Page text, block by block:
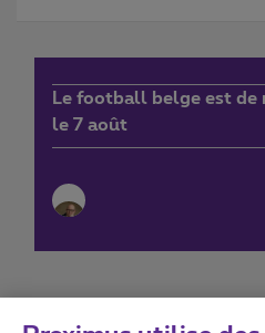
Le football belge est de
le 7 août